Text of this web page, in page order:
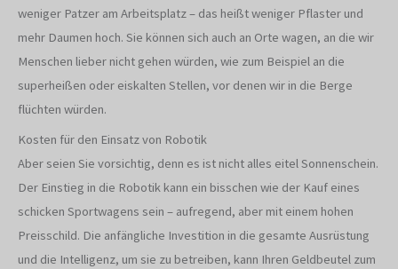
weniger Patzer am Arbeitsplatz – das heißt weniger Pflaster und
mehr Daumen hoch. Sie können sich auch an Orte wagen, an die wir
Menschen lieber nicht gehen würden, wie zum Beispiel an die
superheißen oder eiskalten Stellen, vor denen wir in die Berge
flüchten würden.
Kosten für den Einsatz von Robotik
Aber seien Sie vorsichtig, denn es ist nicht alles eitel Sonnenschein.
Der Einstieg in die Robotik kann ein bisschen wie der Kauf eines
schicken Sportwagens sein – aufregend, aber mit einem hohen
Preisschild. Die anfängliche Investition in die gesamte Ausrüstung
und die Intelligenz, um sie zu betreiben, kann Ihren Geldbeutel zum